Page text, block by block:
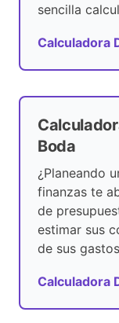
sencilla
Calculadora
Boda
¿Planeando
finanzas te
de
estimar sus
de sus
Calculadora